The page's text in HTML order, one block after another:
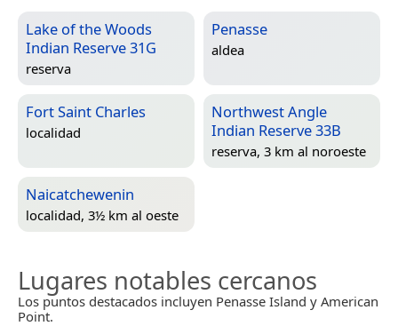
Lake of the Woods
Indian Reserve 31G
reserva
Penasse
aldea
Fort Saint Charles
localidad
Northwest Angle
Indian Reserve 33B
reserva, 3 km al noroeste
Naicatchewenin
localidad, 3½ km al oeste
Lugares notables cercanos
Los puntos destacados incluyen Penasse Island y American
Point.